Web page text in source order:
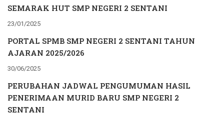
SEMARAK HUT SMP NEGERI 2 SENTANI
23/01/2025
PORTAL SPMB SMP NEGERI 2 SENTANI TAHUN
AJARAN 2025/2026
30/06/2025
PERUBAHAN JADWAL PENGUMUMAN HASIL
PENERIMAAN MURID BARU SMP NEGERI 2
SENTANI